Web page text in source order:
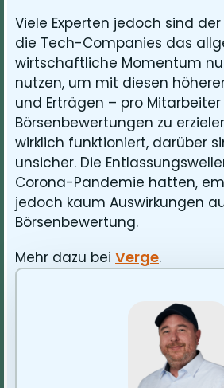
Viele Experten jedoch sind
die Tech-Companies das
wirtschaftliche Momentum
nutzen, um mit diesen
und Erträgen – pro
Börsenbewertungen zu
wirklich funktioniert, darüber
unsicher. Die
Corona-Pandemie hatten,
jedoch kaum Auswirkungen
Börsenbewertung.
Mehr dazu bei Verge.